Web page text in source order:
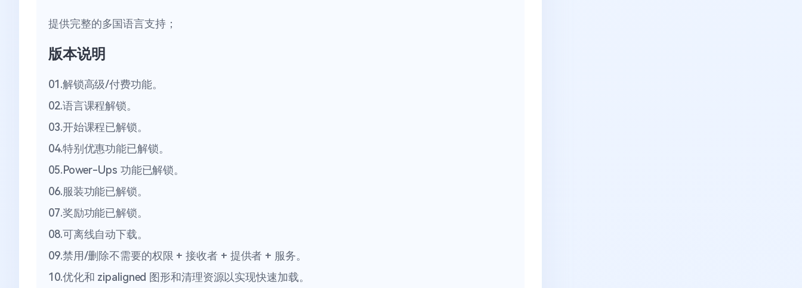
提供完整的多国语言支持；
版本说明
01.解锁高级/付费功能。
02.语言课程解锁。
03.开始课程已解锁。
04.特别优惠功能已解锁。
05.Power-Ups 功能已解锁。
06.服装功能已解锁。
07.奖励功能已解锁。
08.可离线自动下载。
09.禁用/删除不需要的权限 + 接收者 + 提供者 + 服务。
10.优化和 zipaligned 图形和清理资源以实现快速加载。